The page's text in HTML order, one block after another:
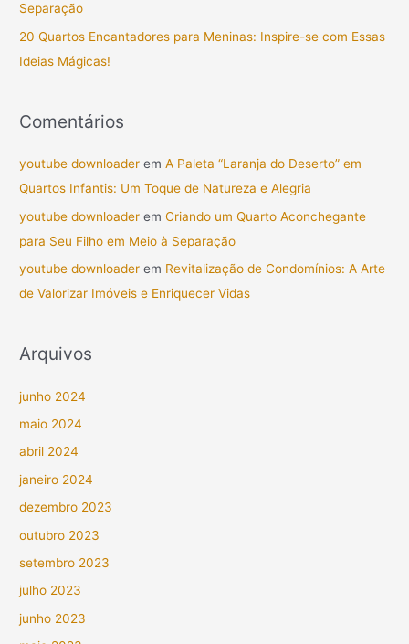
r
:
Separação
20 Quartos Encantadores para Meninas: Inspire-se com Essas
Ideias Mágicas!
Comentários
youtube downloader emA Paleta “Laranja do Deserto” em
Quartos Infantis: Um Toque de Natureza e Alegria
youtube downloader emCriando um Quarto Aconchegante
para Seu Filho em Meio à Separação
youtube downloader em Revitalização de Condomínios: A Arte
de Valorizar Imóveis e Enriquecer Vidas
Arquivos
junho 2024
maio 2024
abril 2024
janeiro 2024
dezembro 2023
outubro 2023
setembro 2023
julho 2023
junho 2023